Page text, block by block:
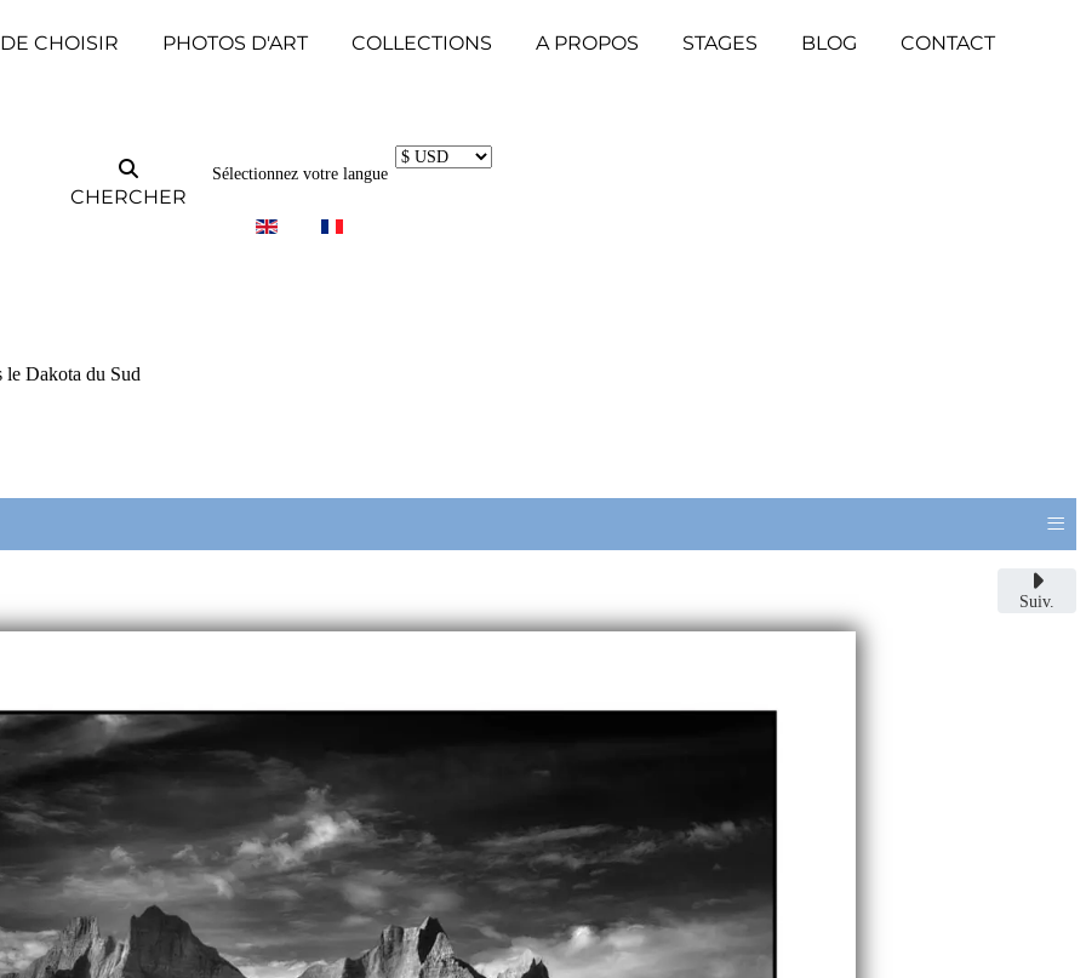
CHOISIR PHOTOS D'ART COLLECTIONS A PROPOS STAGES BLOG CONTACT
CHERCHER
Sélectionnez votre langue
le Dakota du Sud
≡
Suiv.